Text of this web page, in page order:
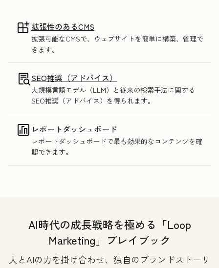
拡張性のあるCMS
拡張可能なCMSで、ウェブサイトを簡単に構築、管理で
きます。
SEO推奨（アドバイス）
大規模言語モデル（LLM）と従来の検索手法に関する
SEO推奨（アドバイス）を得られます。
レポートダッシュボード
レポートダッシュボードで最も効果的なコンテンツを確
認できます。
AI時代の成長戦略を極める「Loop
Marketing」プレイブック
人とAIの力を掛け合わせ、独自のブランドストーリ